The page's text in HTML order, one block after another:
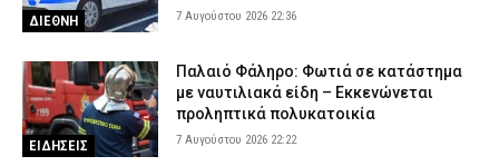
ΔΙΕΘΝΗ 7 Αυγούστου 2026 22:36
ΕΙΔΗΣΕΙΣ
Παλαιό Φάληρο: Φωτιά σε κατάστημα
με ναυτιλιακά είδη – Εκκενώνεται
προληπτικά πολυκατοικία
7 Αυγούστου 2026 22:22